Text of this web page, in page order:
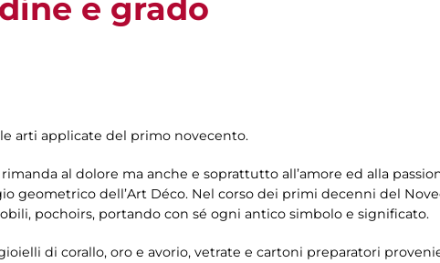
e grado
arti applicate del primo novecento.
al dolore ma anche e soprattutto all’amore ed alla
geometrico dell’Art Déco. Nel corso dei primi decenni del
pochoirs, portando con sé ogni antico simbolo e significato.
di corallo, oro e avorio, vetrate e cartoni preparatori